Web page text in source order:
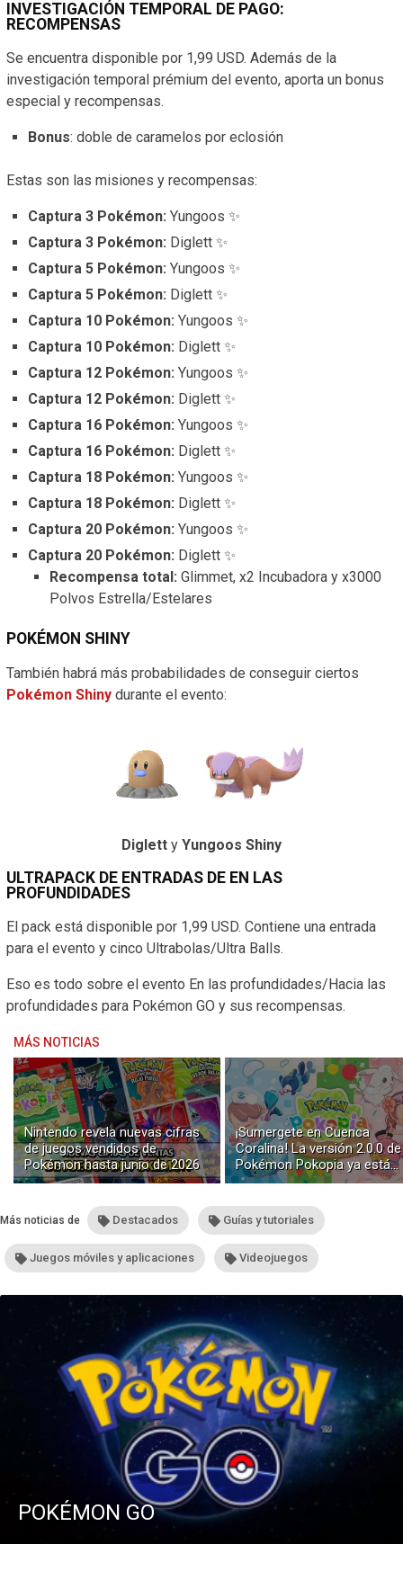
INVESTIGACIÓN TEMPORAL DE PAGO:
RECOMPENSAS
Se encuentra disponible por 1,99 USD. Además de la
investigación temporal prémium del evento, aporta un bonus
especial y recompensas.
Bonus: doble de caramelos por eclosión
Estas son las misiones y recompensas:
Captura 3 Pokémon: Yungoos ✨
Captura 3 Pokémon: Diglett ✨
Captura 5 Pokémon: Yungoos ✨
Captura 5 Pokémon: Diglett ✨
Captura 10 Pokémon: Yungoos ✨
Captura 10 Pokémon: Diglett ✨
Captura 12 Pokémon: Yungoos ✨
Captura 12 Pokémon: Diglett ✨
Captura 16 Pokémon: Yungoos ✨
Captura 16 Pokémon: Diglett ✨
Captura 18 Pokémon: Yungoos ✨
Captura 18 Pokémon: Diglett ✨
Captura 20 Pokémon: Yungoos ✨
Captura 20 Pokémon: Diglett ✨
Recompensa total: Glimmet, x2 Incubadora y x3000
Polvos Estrella/Estelares
POKÉMON SHINY
También habrá más probabilidades de conseguir ciertos
Pokémon Shiny durante el evento:
Diglett y Yungoos Shiny
ULTRAPACK DE ENTRADAS DE EN LAS
PROFUNDIDADES
El pack está disponible por 1,99 USD. Contiene una entrada
para el evento y cinco Ultrabolas/Ultra Balls.
Eso es todo sobre el evento En las profundidades/Hacia las
profundidades para Pokémon GO y sus recompensas.
MÁS NOTICIAS
Nintendo revela nuevas cifras
de juegos vendidos de
Pokémon hasta junio de 2026
¡Sumergete en Cuenca
Coralina! La versión 2.0.0 de
Pokémon Pokopia ya está
disponible con buceo y
Más noticias de Destacados Guías y tutoriales
Juegos móviles y aplicaciones Videojuegos
POKÉMON GO